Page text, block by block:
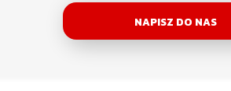
NAPISZ DO NAS